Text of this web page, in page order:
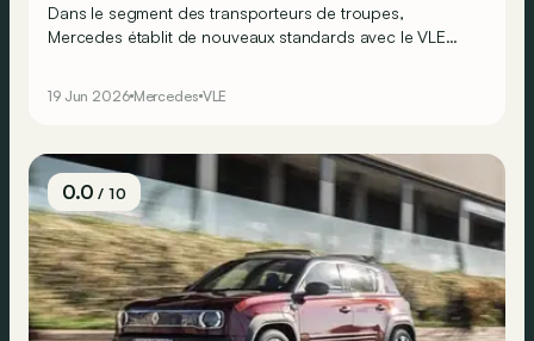
Dans le segment des transporteurs de troupes,
Mercedes établit de nouveaux standards avec le VLE
19 Jun 2026 Mercedes VLE
0.0/ 10